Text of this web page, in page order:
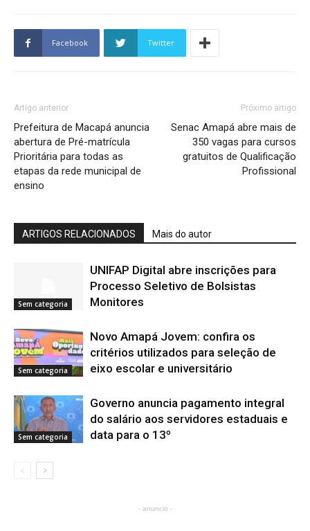
Facebook Twitter
Artigo anterior
Prefeitura de Macapá anuncia
abertura de Pré-matrícula
Prioritária para todas as
etapas da rede municipal de
ensino
Próximo artigo
Senac Amapá abre mais de
350 vagas para cursos
gratuitos de Qualificação
Profissional
ARTIGOS RELACIONADOS Mais do autor
Sem categoria
UNIFAP Digital abre inscrições para
Processo Seletivo de Bolsistas
Monitores
Sem categoria
Novo Amapá Jovem: confira os
critérios utilizados para seleção de
eixo escolar e universitário
Sem categoria
Governo anuncia pagamento integral
do salário aos servidores estaduais e
data para o 13º
- anuncio -